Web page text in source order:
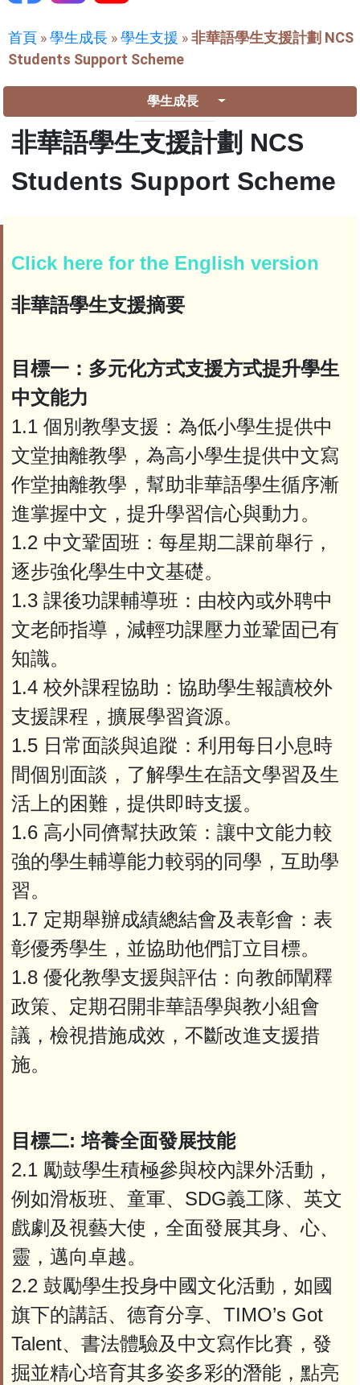
首頁 »學生成長 »學生支援 »非華語學生支援計劃 NCS
Students Support Scheme
學生成長
非華語學生支援計劃 NCS
Students Support Scheme
Click here for the English version
非華語學生支援摘要
目標一：多元化方式支援方式提升學生
中文能力
1.1 個別教學支援：為低小學生提供中
文堂抽離教學，為高小學生提供中文寫
作堂抽離教學，幫助非華語學生循序漸
進掌握中文，提升學習信心與動力。
1.2 中文鞏固班：每星期二課前舉行，
逐步強化學生中文基礎。
1.3 課後功課輔導班：由校內或外聘中
文老師指導，減輕功課壓力並鞏固已有
知識。
1.4 校外課程協助：協助學生報讀校外
支援課程，擴展學習資源。
1.5 日常面談與追蹤：利用每日小息時
間個別面談，了解學生在語文學習及生
活上的困難，提供即時支援。
1.6 高小同儕幫扶政策：讓中文能力較
強的學生輔導能力較弱的同學，互助學
習。
1.7 定期舉辦成績總結會及表彰會：表
彰優秀學生，並協助他們訂立目標。
1.8 優化教學支援與評估：向教師闡釋
政策、定期召開非華語學與教小組會
議，檢視措施成效，不斷改進支援措
施。
目標二: 培養全面發展技能
2.1 勵鼓學生積極參與校內課外活動，
例如滑板班、童軍、SDG義工隊、英文
戲劇及視藝大使，全面發展其身、心、
靈，邁向卓越。
2.2 鼓勵學生投身中國文化活動，如國
旗下的講話、德育分享、TIMO’s Got
Talent、書法體驗及中文寫作比賽，發
掘並精心培育其多姿多彩的潛能，點亮